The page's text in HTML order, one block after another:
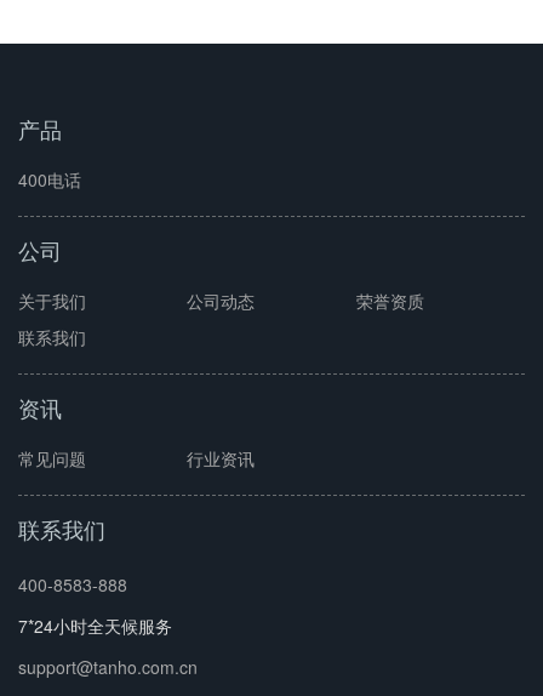
产品
400电话
公司
关于我们 公司动态
荣誉资质
联系我们
资讯
常见问题 行业资讯
联系我们
400-8583-888
7*24小时全天候服务
support@tanho.com.cn